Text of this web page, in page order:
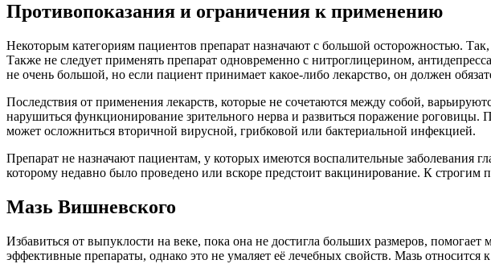
Противопоказания и ограничения к применению
Некоторым категориям пациентов препарат назначают с большой осторожностью.
Также не следует применять препарат одновременно с нитроглицерином,
не очень большой, но если пациент принимает какое-либо лекарство, он должен
Последствия от применения лекарств, которые не сочетаются между собой,
нарушиться функционирование зрительного нерва и развиться поражение
может осложниться вторичной вирусной, грибковой или бактериальной инфекцией.
Препарат не назначают пациентам, у которых имеются воспалительные заболевания
которому недавно было проведено или вскоре предстоит вакцинирование. К строгим
Мазь Вишневского
Избавиться от выпуклости на веке, пока она не достигла больших размеров,
эффективные препараты, однако это не умаляет её лечебных свойств. Мазь